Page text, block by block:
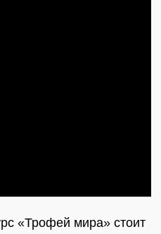
«Трофей мира» стоит